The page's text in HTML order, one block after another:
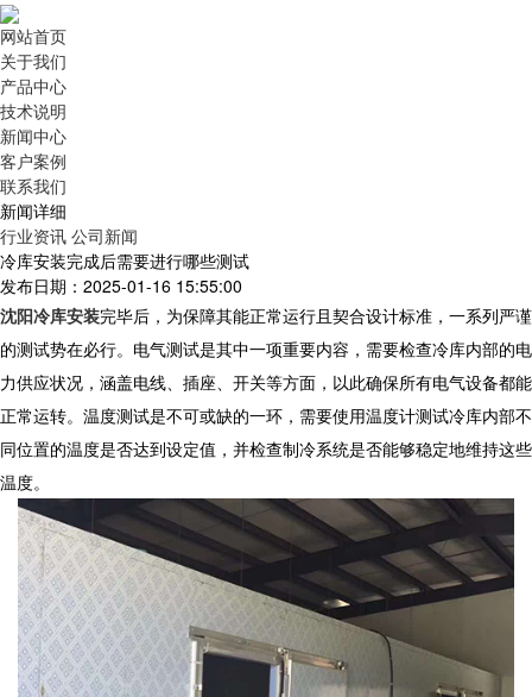
网站首页
关于我们
产品中心
技术说明
新闻中心
客户案例
联系我们
新闻详细
行业资讯 公司新闻
冷库安装完成后需要进行哪些测试
发布日期：2025-01-16 15:55:00
沈阳冷库安装完毕后，为保障其能正常运行且契合设计标准，一系列严谨
的测试势在必行。电气测试是其中一项重要内容，需要检查冷库内部的电
力供应状况，涵盖电线、插座、开关等方面，以此确保所有电气设备都能
正常运转。温度测试是不可或缺的一环，需要使用温度计测试冷库内部不
同位置的温度是否达到设定值，并检查制冷系统是否能够稳定地维持这些
温度。